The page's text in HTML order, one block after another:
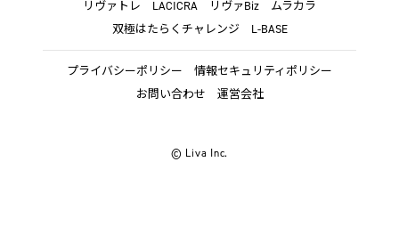
リヴァトレ LACICRA リヴァBiz
ムラカラ
双極はたらくチャレンジ
L-BASE
プライバシーポリシー
情報セキュリティポリシー
お問い合わせ
運営会社
© Liva Inc.